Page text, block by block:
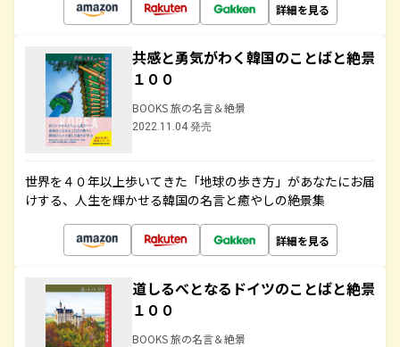
詳細を見る
共感と勇気がわく韓国のことばと絶景
１００
BOOKS 旅の名言＆絶景
2022.11.04 発売
世界を４０年以上歩いてきた「地球の歩き方」があなたにお届
けする、人生を輝かせる韓国の名言と癒やしの絶景集
詳細を見る
道しるべとなるドイツのことばと絶景
１００
BOOKS 旅の名言＆絶景